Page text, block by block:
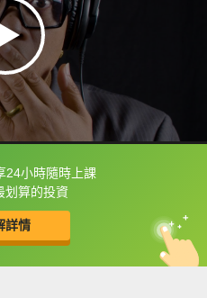
24小時隨時上課
划算的投資
詳情
以直接查字典喔！
中
英